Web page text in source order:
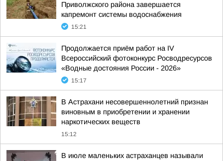
Приволжского района завершается
капремонт системы водоснабжения
15:21
Продолжается приём работ на IV
Всероссийский фотоконкурс Росводресурсов
«Водные достояния России - 2026»
15:17
В Астрахани несовершеннолетний признан
виновным в приобретении и хранении
наркотических веществ
15:12
В июле маленьких астраханцев называли